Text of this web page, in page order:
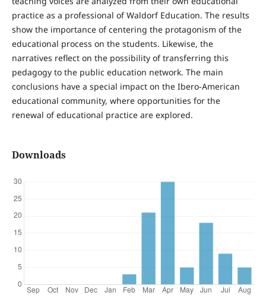
practice as a professional of Waldorf Education. The results
show the importance of centering the protagonism of the
educational process on the students. Likewise, the
narratives reflect on the possibility of transferring this
pedagogy to the public education network. The main
conclusions have a special impact on the Ibero-American
educational community, where opportunities for the
renewal of educational practice are explored.
Downloads